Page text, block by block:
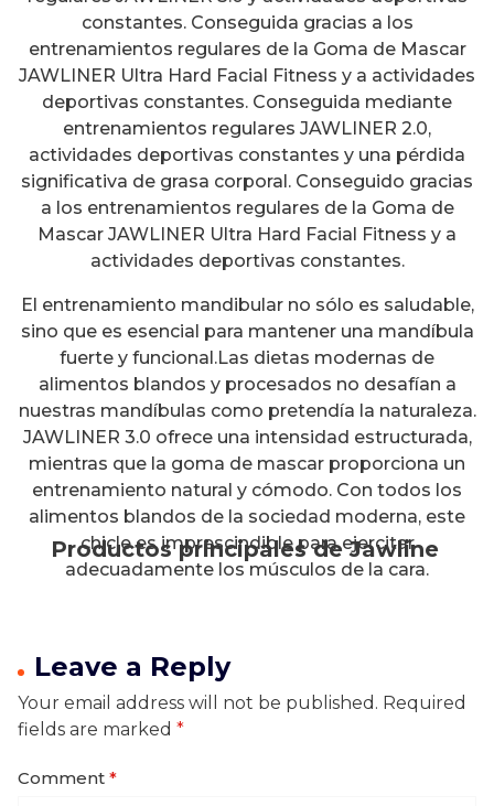
Productos principales de Jawline
constantes. Conseguida gracias a los
entrenamientos regulares de la Goma de Mascar
JAWLINER Ultra Hard Facial Fitness y a actividades
deportivas constantes. Conseguida mediante
entrenamientos regulares JAWLINER 2.0,
actividades deportivas constantes y una pérdida
significativa de grasa corporal. Conseguido gracias
a los entrenamientos regulares de la Goma de
Mascar JAWLINER Ultra Hard Facial Fitness y a
actividades deportivas constantes.
El entrenamiento mandibular no sólo es saludable,
sino que es esencial para mantener una mandíbula
fuerte y funcional.Las dietas modernas de
alimentos blandos y procesados no desafían a
nuestras mandíbulas como pretendía la naturaleza.
JAWLINER 3.0 ofrece una intensidad estructurada,
mientras que la goma de mascar proporciona un
entrenamiento natural y cómodo. Con todos los
alimentos blandos de la sociedad moderna, este
chicle es imprescindible para ejercitar
adecuadamente los músculos de la cara.
Leave a Reply
Your email address will not be published. Required
fields are marked *
Comment *